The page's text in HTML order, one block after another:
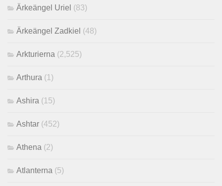
Ärkeängel Uriel (83)
Ärkeängel Zadkiel (48)
Arkturierna (2,525)
Arthura (1)
Ashira (15)
Ashtar (452)
Athena (2)
Atlanterna (5)